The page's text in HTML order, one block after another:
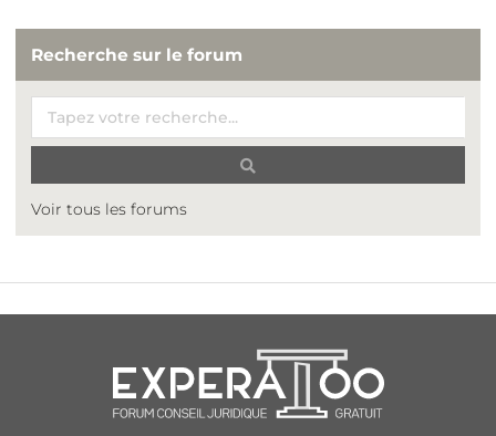
Recherche sur le forum
Voir tous les forums